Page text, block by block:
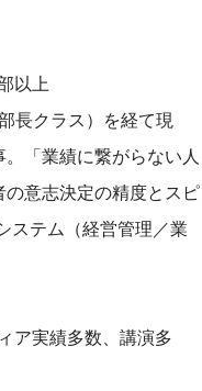
以上
長クラス）を経て現
「業績に繋がらない人
意志決定の精度とスピ
ステム（経営管理／業
ア実績多数、講演多